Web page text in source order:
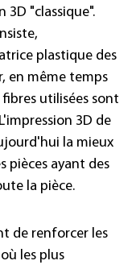
3D "classique".
plastique des
en même temps
utilisées sont
3D de
la mieux
pièces ayant des
la pièce.
de renforcer les
les plus